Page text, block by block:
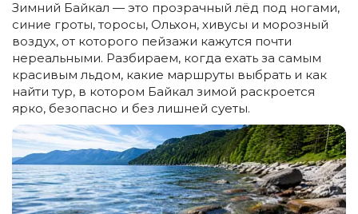
Зимний Байкал — это прозрачный лёд под ногами,
синие гроты, торосы, Ольхон, хивусы и морозный
воздух, от которого пейзажи кажутся почти
нереальными. Разбираем, когда ехать за самым
красивым льдом, какие маршруты выбрать и как
найти тур, в котором Байкал зимой раскроется
ярко, безопасно и без лишней суеты.